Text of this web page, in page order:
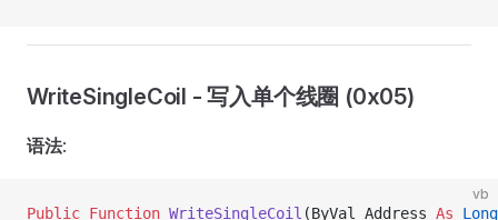
WriteSingleCoil - 写入单个线圈 (0x05)
语法:
vb
Public Function WriteSingleCoil (ByVal Address As Long